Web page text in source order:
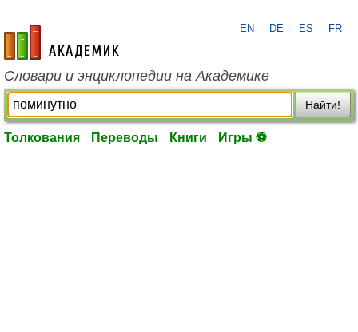
academic.ru
EN DE ES FR
Словари и энциклопедии на Академике
Найти!
Толкования Переводы Книги Игры ⚽